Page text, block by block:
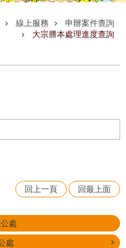
線上服務
申辦案件查詢
大宗謄本處理進度查詢
回上一頁 回最上面
處
處